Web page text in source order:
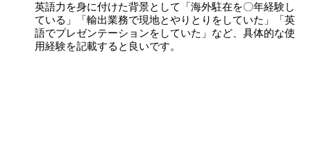
英語力を身に付けた背景として「海外駐在を〇年経験し
ている」「輸出業務で現地とやりとりをしていた」「英
語でプレゼンテーションをしていた」など、具体的な使
用経験を記載すると良いです。